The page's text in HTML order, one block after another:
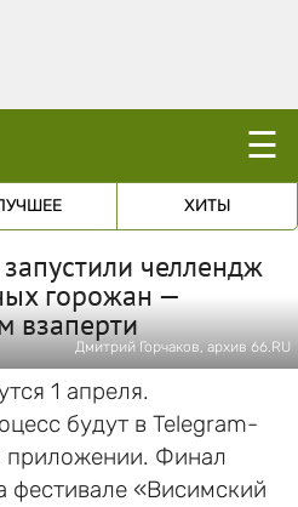
☰
ХИТЫ
челлендж
горожан —
взаперти
Дмитрий Горчаков, архив 66.RU
1 апреля.
будут в Telegram-
приложении. Финал
фестивале «Висимский